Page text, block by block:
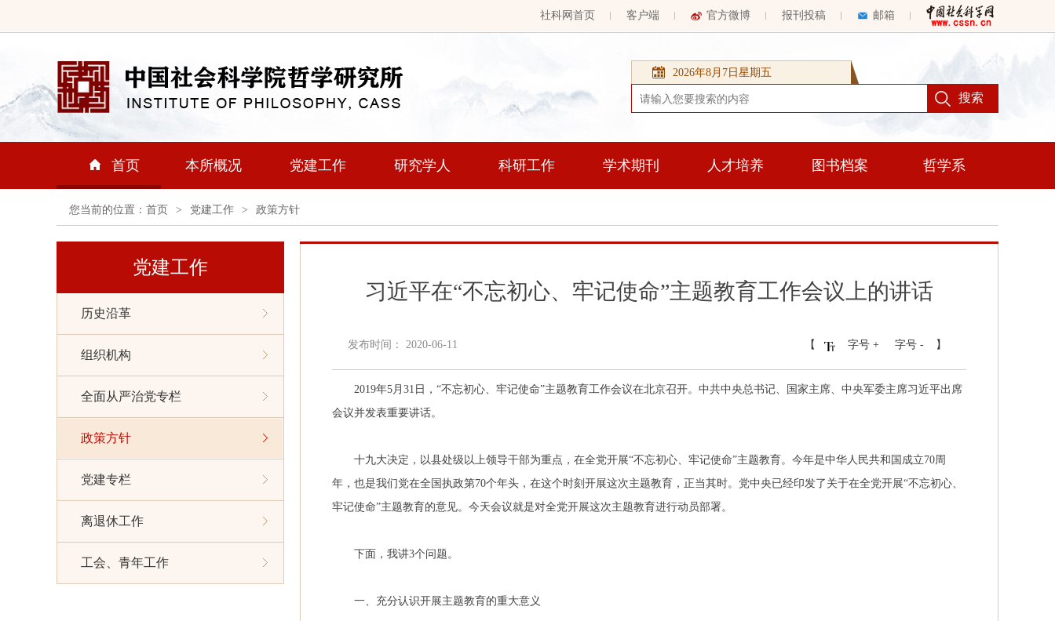
社科网首页 客户端 官方微博 报刊投稿 邮箱
2026年8月7日星期五
首页 本所概况 党建工作 研究学人 科研工作 学术期刊 人才培养 图书档案 哲学系
您当前的位置： 首页 > 党建工作 > 政策方针
党建工作
历史沿革
组织机构
全面从严治党专栏
政策方针
党建专栏
离退休工作
工会、青年工作
习近平在“不忘初心、牢记使命”主题教育工作会议上的讲话
发布时间： 2020-06-11 【 字号 + 字号 - 】
2019年5月 31 日，“不忘初心、牢记使命”主题教育工作会议在北京召开。中共中央总书记、国家主席、中央军委主席习近平出席
会议并发表重要讲话。
十九大决定，以县处级以上领导干部为重点，在全党开展“不忘初心、牢记使命”主题教育。今年是中华人民共和国成立70周
年，也是我们党在全国执政第70个年头，在这个时刻开展这次主题教育，正当其时。党中央已经印发了关于在全党开展“不忘初心、
牢记使命”主题教育的意见。今天会议就是对全党开展这次主题教育进行动员部署。
下面，我讲3个问题。
一、充分认识开展主题教育的重大意义